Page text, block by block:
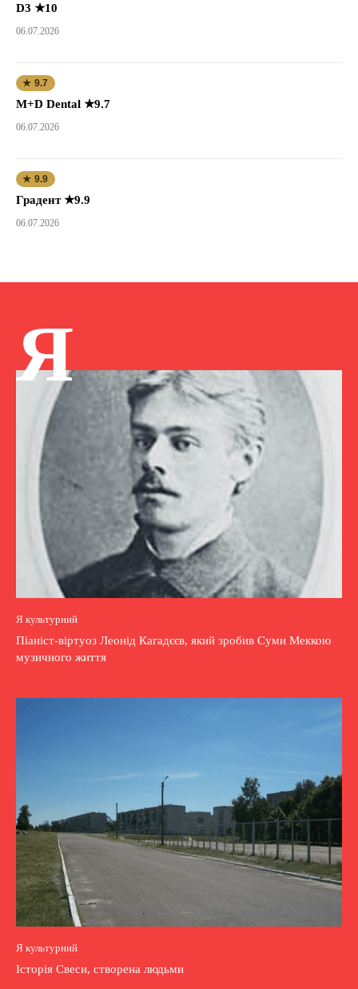
D3 ★10
06.07.2026
★ 9.7
M+D Dental ★9.7
06.07.2026
★ 9.9
Градент ★9.9
06.07.2026
Я
Я культурний
Піаніст-віртуоз Леонід Кагадєєв, який зробив Суми Меккою
музичного життя
Я культурний
Історія Свеси, створена людьми